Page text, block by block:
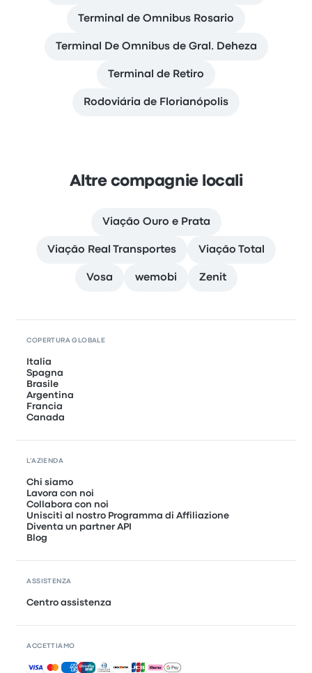
Terminal de Omnibus Rosario
Terminal De Omnibus de Gral. Deheza
Terminal de Retiro
Rodoviária de Florianópolis
Altre compagnie locali
Viação Ouro e Prata
Viação Real Transportes Viação Total
Vosa wemobi Zenit
COPERTURA GLOBALE
Italia
Spagna
Brasile
Argentina
Francia
Canada
L'AZIENDA
Chi siamo
Lavora con noi
Collabora con noi
Unisciti al nostro Programma di Affiliazione
Diventa un partner API
Blog
ASSISTENZA
Centro assistenza
ACCETTIAMO
Pagamenti accettati